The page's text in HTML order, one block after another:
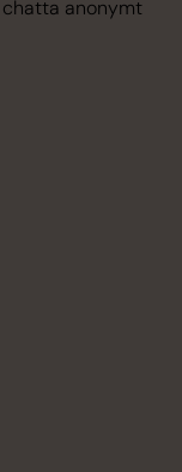
anonymt